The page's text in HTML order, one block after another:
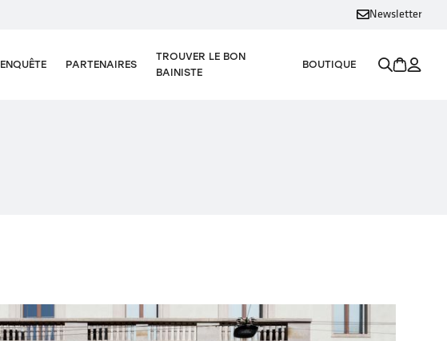
Newsletter
ENQUÊTE PARTENAIRES
TROUVER LE BON
BAINISTE
BOUTIQUE